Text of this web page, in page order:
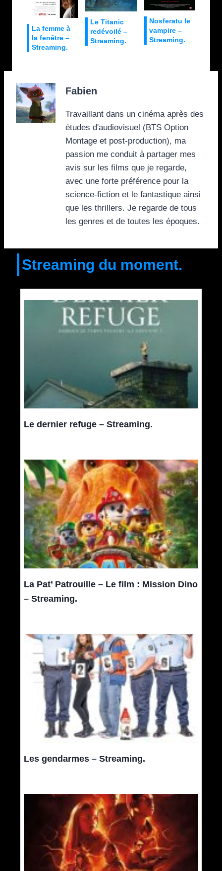
La femme à
la fenêtre –
Streaming.
Le Titanic
redévoilé –
Streaming.
Nosferatu le
vampire –
Streaming.
Fabien
Travaillant dans un cinéma après des
études d'audiovisuel (BTS Option
Montage et post-production), ma
passion me conduit à partager mes
avis sur les films que je regarde,
avec une forte préférence pour la
science-fiction et le fantastique ainsi
que les thrillers. Je regarde de tous
les genres et de toutes les époques.
Streaming du moment.
Le dernier refuge – Streaming.
La Pat’ Patrouille – Le film : Mission Dino
– Streaming.
Les gendarmes – Streaming.